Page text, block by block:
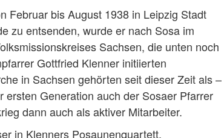
Februar bis August 1938 in Leipzig Stadt
zu entsenden, wurde er nach Sosa im
Sachsen, die unten noch
Gottfried Klenner initiierten
in Sachsen gehörten seit dieser Zeit als –
Generation auch der Sosaer Pfarrer
dann auch als aktiver Mitarbeiter.
in Klenners Posaunenquartett,